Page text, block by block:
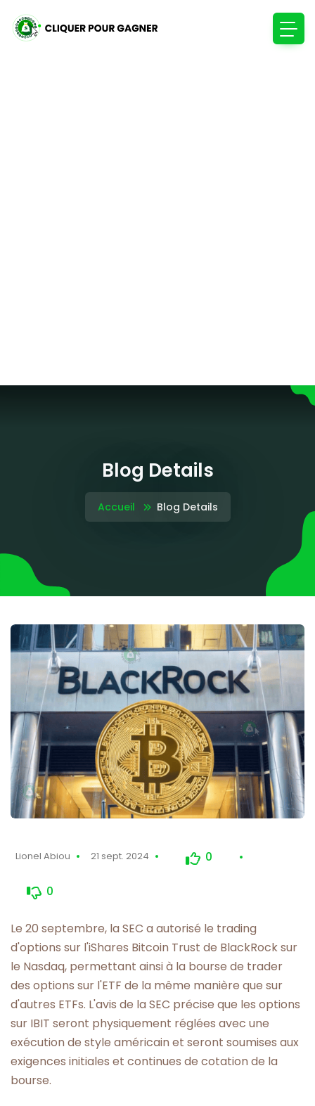
Blog Details
Accueil Blog Details
Lionel Abiou 21 sept. 2024 0
0
Le 20 septembre, la SEC a autorisé le trading
d'options sur l'iShares Bitcoin Trust de BlackRock sur
le Nasdaq, permettant ainsi à la bourse de trader
des options sur l'ETF de la même manière que sur
d'autres ETFs. L'avis de la SEC précise que les options
sur IBIT seront physiquement réglées avec une
exécution de style américain et seront soumises aux
exigences initiales et continues de cotation de la
bourse.